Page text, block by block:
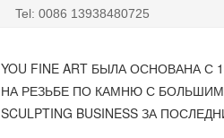
Tel: 0086 13938480725
YOU FINE ART БЫЛА ОСНОВАНА
НА РЕЗЬБЕ ПО КАМНЮ С
SCULPTING BUSINESS ЗА